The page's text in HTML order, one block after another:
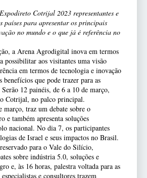
Cotrijal 2023 representantes e
países para apresentar os principais
no mundo e o que já é referência no
a Arena Agrodigital inova em termos
possibilitar aos visitantes uma visão
em termos de tecnologia e inovação
benefícios que pode trazer para as
12 painéis, de 6 a 10 de março,
Cotrijal, no palco principal.
traz um debate sobre o
e também apresenta soluções
nacional. No dia 7, os participantes
de Israel e seus impactos no Brasil.
para o Vale do Silício,
sobre indústria 5.0, soluções e
e, às 16 horas, palestra voltada para as
e consultores trazem